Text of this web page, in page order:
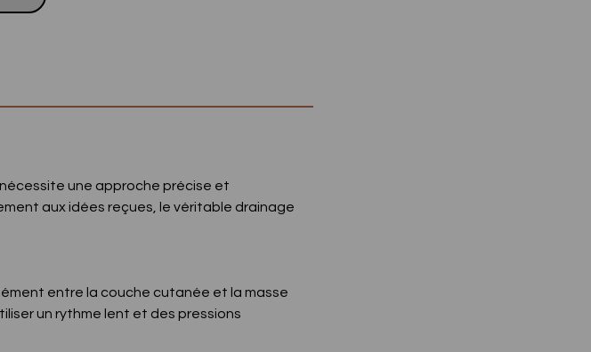
une approche précise et
aux idées reçues, le véritable drainage
entre la couche cutanée et la masse
un rythme lent et des pressions